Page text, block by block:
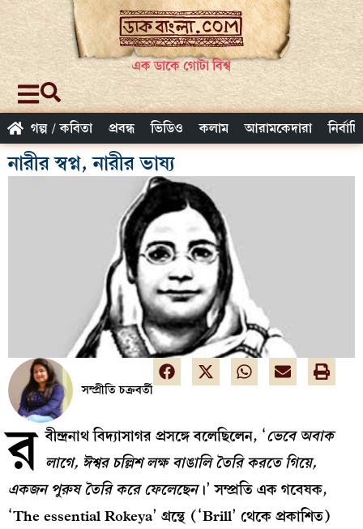
এক ডাকে গোটা বিশ্ব
গল্প / কবিতা প্রবন্ধ ভিডিও কলাম আরামকেদারা
নারীর স্বপ্ন, নারীর ভাষ্য
সম্প্রীতি চক্রবর্তী
র বীন্দ্রনাথ বিদ্যাসাগর প্রসঙ্গে বলেছিলেন, ‘ভেবে অবাক
লাগে, ঈশ্বর চল্লিশ লক্ষ বাঙালি তৈরি করতে গিয়ে,
একজন পুরুষ তৈরি করে ফেলেছেন।’ সম্প্রতি এক গবেষক,
‘The essential Rokeya’ গ্রন্থে (‘Brill’ থেকে প্রকাশিত)